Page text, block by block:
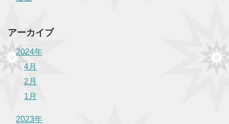
アーカイブ
2024年
4月
2月
1月
2023年